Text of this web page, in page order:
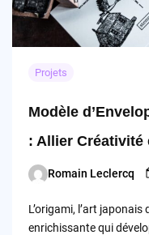
Projets
Modèle
: Allier Créativité
Posted
Romain Leclercq
L’origami, l’art
enrichissante qui